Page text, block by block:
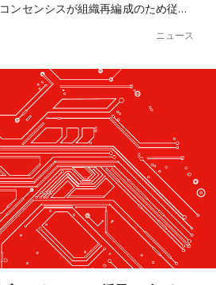
ンセンシスが組織再編成のため従…
ニュース